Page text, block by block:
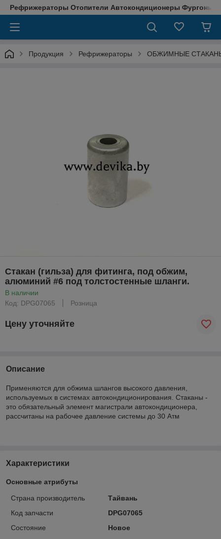
Рефрижераторы Отопители Автокондиционеры Фургоны
Продукция Рефрижераторы ОБЖИМНЫЕ
Стакан (гильза) для фитинга, под обжим,
алюминий #6 под толстостенные шланги.
В наличии
Код: DPG07065
Розница
Цену уточняйте
Описание
Применяются для обжима шлангов высокого давления,
используемых в системах автокондиционирования. Стаканы -
это обязательный элемент магистрали автокондиционера,
рассчитаны на рабочее давление системы до 30 Атм
Характеристики
Основные атрибуты
Страна производитель
Тайвань
Код запчасти
DPG07065
Состояние
Новое